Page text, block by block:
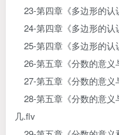
23-第四章《多边形的认
24-第四章《多边形的认
25-第四章《多边形的认
26-第五章《分数的意义
27-第五章《分数的意义
28-第五章《分数的意义
几.flv